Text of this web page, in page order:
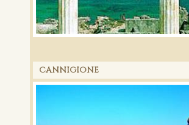
CANNIGIONE